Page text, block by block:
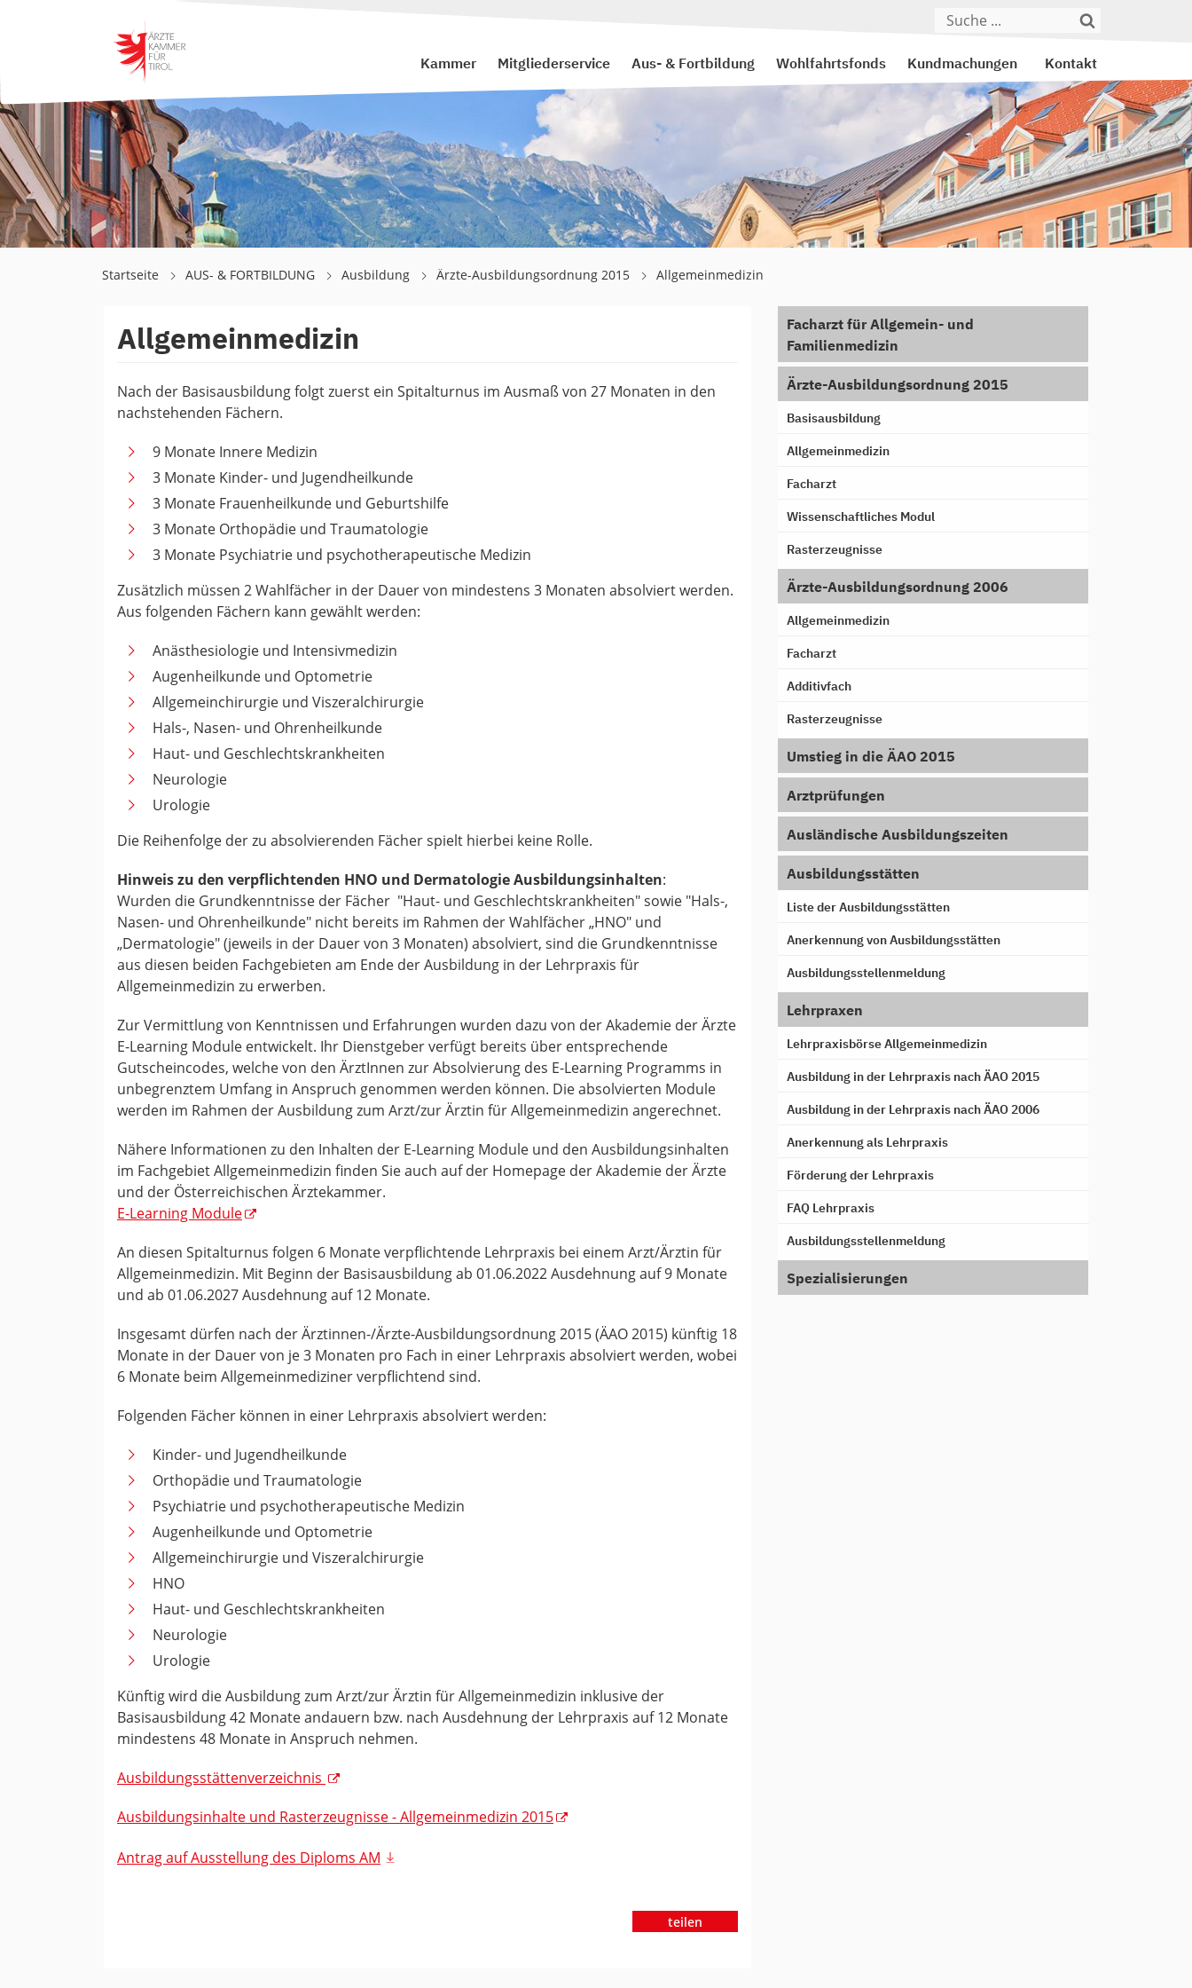
Kammer Mitgliederservice Aus- & Fortbildung Wohlfahrtsfonds Kundmachungen Kontakt
Startseite AUS- & FORTBILDUNG Ausbildung Ärzte-Ausbildungsordnung 2015 Allgemeinmedizin
Allgemeinmedizin
Nach der Basisausbildung folgt zuerst ein Spitalturnus im Ausmaß von 27 Monaten in den
nachstehenden Fächern.
9 Monate Innere Medizin
3 Monate Kinder- und Jugendheilkunde
3 Monate Frauenheilkunde und Geburtshilfe
3 Monate Orthopädie und Traumatologie
3 Monate Psychiatrie und psychotherapeutische Medizin
Zusätzlich müssen 2 Wahlfächer in der Dauer von mindestens 3 Monaten absolviert werden.
Aus folgenden Fächern kann gewählt werden:
Anästhesiologie und Intensivmedizin
Augenheilkunde und Optometrie
Allgemeinchirurgie und Viszeralchirurgie
Hals-, Nasen- und Ohrenheilkunde
Haut- und Geschlechtskrankheiten
Neurologie
Urologie
Die Reihenfolge der zu absolvierenden Fächer spielt hierbei keine Rolle.
Hinweis zu den verpflichtenden HNO und Dermatologie Ausbildungsinhalten:
Wurden die Grundkenntnisse der Fächer "Haut- und Geschlechtskrankheiten" sowie "Hals-,
Nasen- und Ohrenheilkunde" nicht bereits im Rahmen der Wahlfächer „HNO" und
„Dermatologie" (jeweils in der Dauer von 3 Monaten) absolviert, sind die Grundkenntnisse
aus diesen beiden Fachgebieten am Ende der Ausbildung in der Lehrpraxis für
Allgemeinmedizin zu erwerben.
Zur Vermittlung von Kenntnissen und Erfahrungen wurden dazu von der Akademie der Ärzte
E-Learning Module entwickelt. Ihr Dienstgeber verfügt bereits über entsprechende
Gutscheincodes, welche von den ÄrztInnen zur Absolvierung des E-Learning Programms in
unbegrenztem Umfang in Anspruch genommen werden können. Die absolvierten Module
werden im Rahmen der Ausbildung zum Arzt/zur Ärztin für Allgemeinmedizin angerechnet.
Nähere Informationen zu den Inhalten der E-Learning Module und den Ausbildungsinhalten
im Fachgebiet Allgemeinmedizin finden Sie auch auf der Homepage der Akademie der Ärzte
und der Österreichischen Ärztekammer.
E-Learning Module
An diesen Spitalturnus folgen 6 Monate verpflichtende Lehrpraxis bei einem Arzt/Ärztin für
Allgemeinmedizin. Mit Beginn der Basisausbildung ab 01.06.2022 Ausdehnung auf 9 Monate
und ab 01.06.2027 Ausdehnung auf 12 Monate.
Insgesamt dürfen nach der Ärztinnen-/Ärzte-Ausbildungsordnung 2015 (ÄAO 2015) künftig 18
Monate in der Dauer von je 3 Monaten pro Fach in einer Lehrpraxis absolviert werden, wobei
6 Monate beim Allgemeinmediziner verpflichtend sind.
Folgenden Fächer können in einer Lehrpraxis absolviert werden:
Kinder- und Jugendheilkunde
Orthopädie und Traumatologie
Psychiatrie und psychotherapeutische Medizin
Augenheilkunde und Optometrie
Allgemeinchirurgie und Viszeralchirurgie
HNO
Haut- und Geschlechtskrankheiten
Neurologie
Urologie
Künftig wird die Ausbildung zum Arzt/zur Ärztin für Allgemeinmedizin inklusive der
Basisausbildung 42 Monate andauern bzw. nach Ausdehnung der Lehrpraxis auf 12 Monate
mindestens 48 Monate in Anspruch nehmen.
Ausbildungsstättenverzeichnis
Ausbildungsinhalte und Rasterzeugnisse - Allgemeinmedizin 2015
Antrag auf Ausstellung des Diploms AM
teilen
Facharzt für Allgemein- und
Familienmedizin
Ärzte-Ausbildungsordnung 2015
Basisausbildung
Allgemeinmedizin
Facharzt
Wissenschaftliches Modul
Rasterzeugnisse
Ärzte-Ausbildungsordnung 2006
Allgemeinmedizin
Facharzt
Additivfach
Rasterzeugnisse
Umstieg in die ÄAO 2015
Arztprüfungen
Ausländische Ausbildungszeiten
Ausbildungsstätten
Liste der Ausbildungsstätten
Anerkennung von Ausbildungsstätten
Ausbildungsstellenmeldung
Lehrpraxen
Lehrpraxisbörse Allgemeinmedizin
Ausbildung in der Lehrpraxis nach ÄAO 2015
Ausbildung in der Lehrpraxis nach ÄAO 2006
Anerkennung als Lehrpraxis
Förderung der Lehrpraxis
FAQ Lehrpraxis
Ausbildungsstellenmeldung
Spezialisierungen